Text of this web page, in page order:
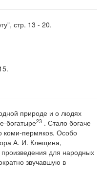
стр. 13 - 20.
природе и о людях
богатыре23 . Стало богаче
коми-пермяков. Особо
А. И. Клещина,
для народных
звучавшую в